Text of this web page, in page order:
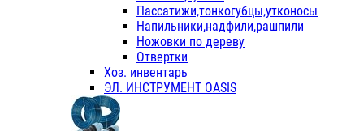
Пассатижи,тонкогубцы,утконосы
Напильники,надфили,рашпили
Ножовки по дереву
Отвертки
Хоз. инвентарь
ЭЛ. ИНСТРУМЕНТ OASIS